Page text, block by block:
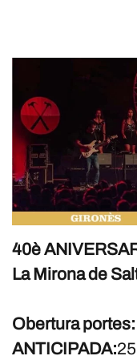
40è
La Mirona de
Obertura portes:
ANTICIPADA: